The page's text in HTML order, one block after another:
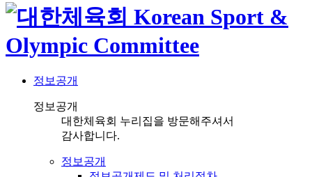
정보공개
정보공개
대한체육회 누리집을 방문해주셔서
감사합니다.
정보공개